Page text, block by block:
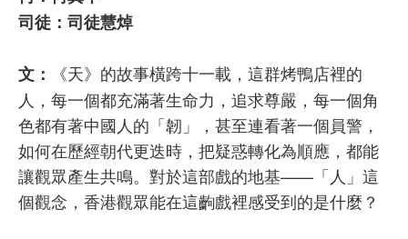
司徒：司徒慧焯
文：
《天》的故事橫跨十一載，這群烤鴨店裡的
人，每一個都充滿著生命力，追求尊嚴，每一個角
色都有著中國人的「韌」，甚至連看著一個員警，
如何在歷經朝代更迭時，把疑惑轉化為順應，都能
讓觀眾產生共鳴。對於這部戲的地基——「人」這
個觀念，香港觀眾能在這齣戲裡感受到的是什麼？